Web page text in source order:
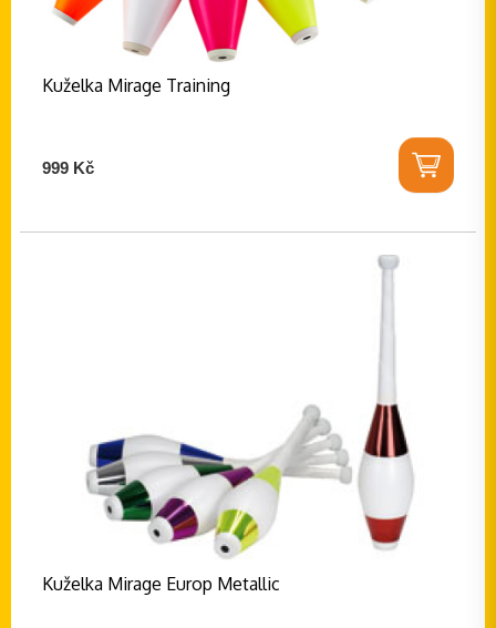
Kuželka Mirage Training
999 Kč
Kuželka Mirage Europ Metallic